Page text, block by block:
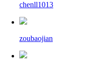
chenll1013
zoubaojian